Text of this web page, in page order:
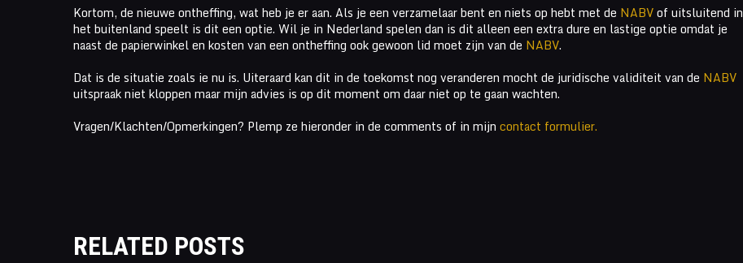
Kortom, de nieuwe ontheffing, wat heb je er aan. Als je een verzamelaar bent en niets op hebt met de NABVof uitsluitend in
het buitenland speelt is dit een optie. Wil je in Nederland spelen dan is dit alleen een extra dure en lastige optie omdat je
naast de papierwinkel en kosten van een ontheffing ook gewoon lid moet zijn van de NABV.
Dat is de situatie zoals ie nu is. Uiteraard kan dit in de toekomst nog veranderen mocht de juridische validiteit van de NABV
uitspraak niet kloppen maar mijn advies is op dit moment om daar niet op te gaan wachten.
Vragen/Klachten/Opmerkingen? Plemp ze hieronder in de comments of in mijn contact formulier.
RELATED POSTS